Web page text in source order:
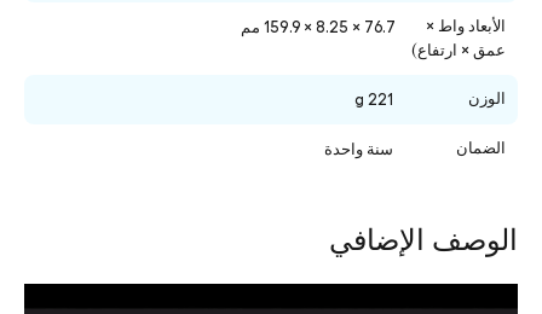
الأبعاد واط ×
عمق × ارتفاع)
76.7 × 8.25 × 159.9 مم
الوزن 221 g
الضمان سنة واحدة
الوصف الإضافي